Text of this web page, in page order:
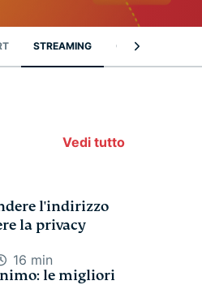
STREAMING CONSIGLI UTILI
Vedi tutto
l'indirizzo
la privacy
16 min
le migliori